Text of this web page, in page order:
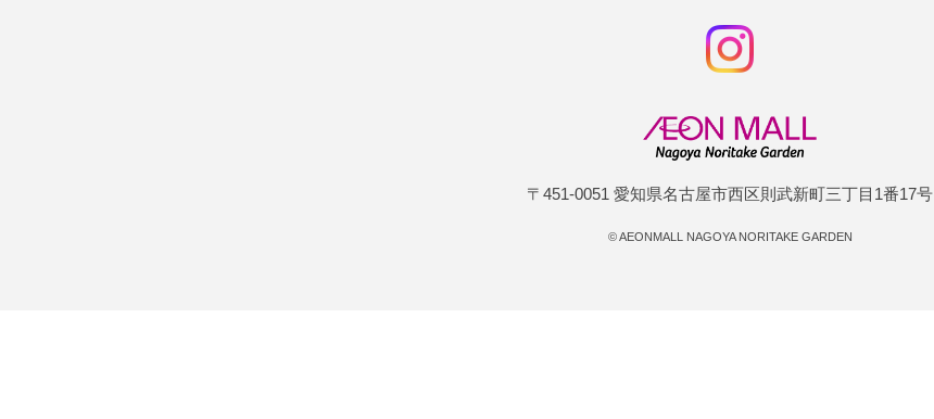
〒451-0051 愛知県名古屋市西区則武新町三丁目1番17号
©AEONMALL NAGOYA NORITAKE GARDEN